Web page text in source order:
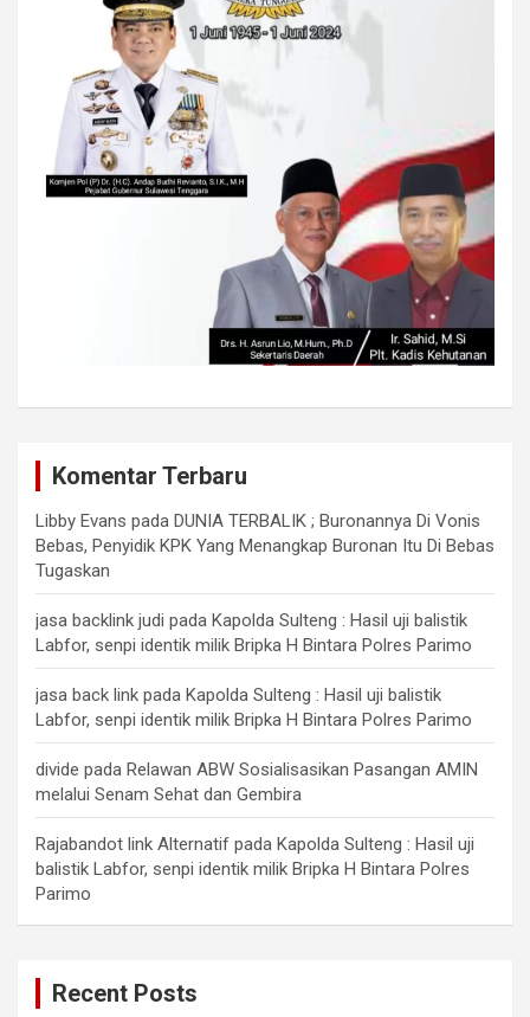
Komentar Terbaru
Libby Evans pada DUNIA TERBALIK ; Buronannya Di Vonis
Bebas, Penyidik KPK Yang Menangkap Buronan Itu Di Bebas
Tugaskan
jasa backlink judi pada Kapolda Sulteng : Hasil uji balistik
Labfor, senpi identik milik Bripka H Bintara Polres Parimo
jasa back link pada Kapolda Sulteng : Hasil uji balistik
Labfor, senpi identik milik Bripka H Bintara Polres Parimo
divide pada Relawan ABW Sosialisasikan Pasangan AMIN
melalui Senam Sehat dan Gembira
Rajabandot link Alternatif pada Kapolda Sulteng : Hasil uji
balistik Labfor, senpi identik milik Bripka H Bintara Polres
Parimo
Recent Posts